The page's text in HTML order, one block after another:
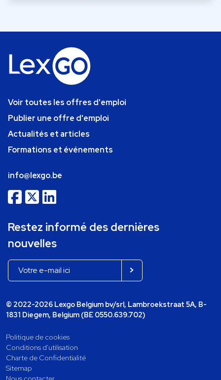
Voir toutes les offres d'emploi
Publier une offre d'emploi
Actualités et articles
Formations et événements
info@lexgo.be
Restez informé des dernières
nouvelles
© 2022-2026 Lexgo Belgium bv/srl, Lambroekstraat 5A, B-
1831 Diegem, Belgium (BE 0550.639.702)
Politique de cookies
Conditions d'utilisation
Charte de Confidentialité
Sitemap